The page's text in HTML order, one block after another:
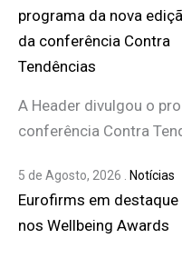
programa da nova
da conferência Contra
Tendências
A Header divulgou o
conferência Contra
5 de Agosto, 2026 . Notícias
Eurofirms em destaque
nos Wellbeing Awards